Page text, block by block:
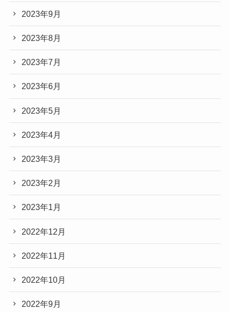
2023年9月
2023年8月
2023年7月
2023年6月
2023年5月
2023年4月
2023年3月
2023年2月
2023年1月
2022年12月
2022年11月
2022年10月
2022年9月